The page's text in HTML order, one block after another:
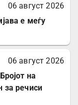
06 август 2026
е меѓу
06 август 2026
на
за речиси